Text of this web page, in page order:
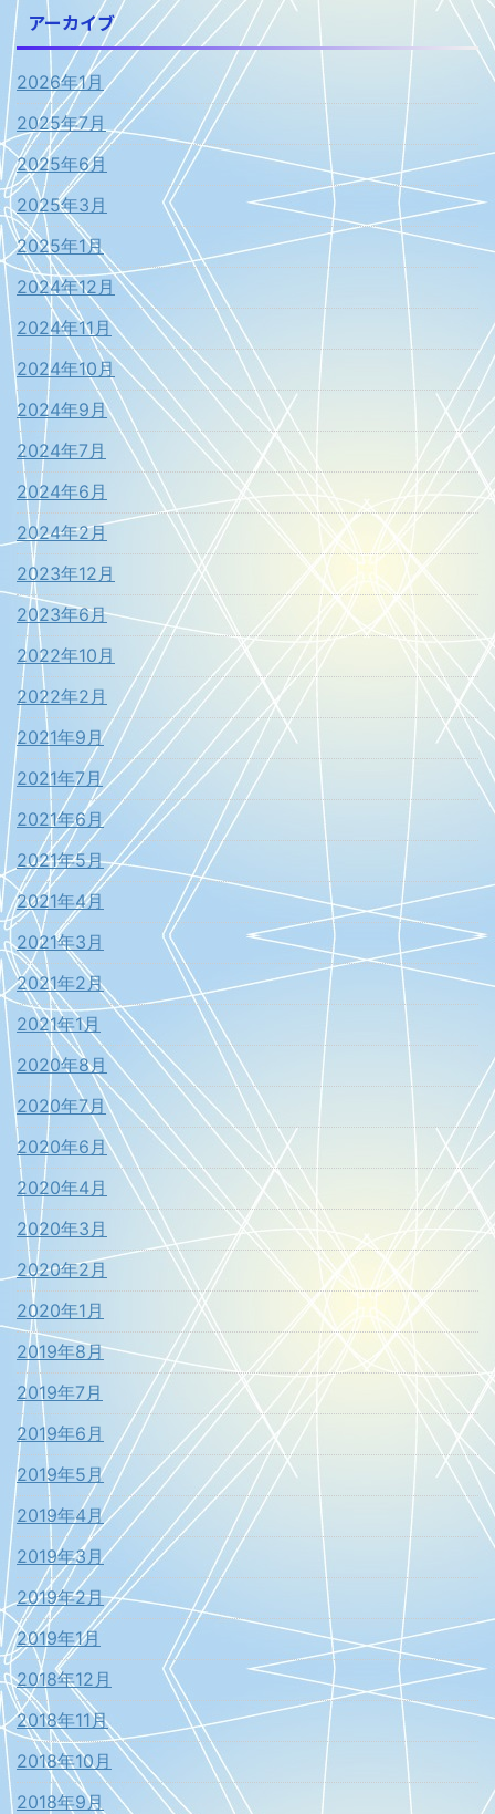
アーカイブ
2026年1月
2025年7月
2025年6月
2025年3月
2025年1月
2024年12月
2024年11月
2024年10月
2024年9月
2024年7月
2024年6月
2024年2月
2023年12月
2023年6月
2022年10月
2022年2月
2021年9月
2021年7月
2021年6月
2021年5月
2021年4月
2021年3月
2021年2月
2021年1月
2020年8月
2020年7月
2020年6月
2020年4月
2020年3月
2020年2月
2020年1月
2019年8月
2019年7月
2019年6月
2019年5月
2019年4月
2019年3月
2019年2月
2019年1月
2018年12月
2018年11月
2018年10月
2018年9月